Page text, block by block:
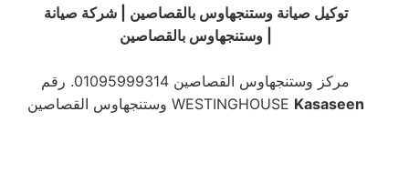
توكيل صيانةوستنجهاوس بالقصاصين | شركة صيانة
وستنجهاوس بالقصاصين |
مركز وستنجهاوس القصاصين 01095999314. رقم
وستنجهاوس القصاصين WESTINGHOUSE Kasaseen